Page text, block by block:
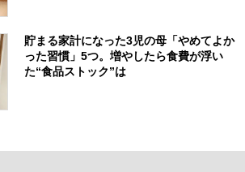
貯まる家計になった3児の母「やめてよか
った習慣」5つ。増やしたら食費が浮い
た“食品ストック”は